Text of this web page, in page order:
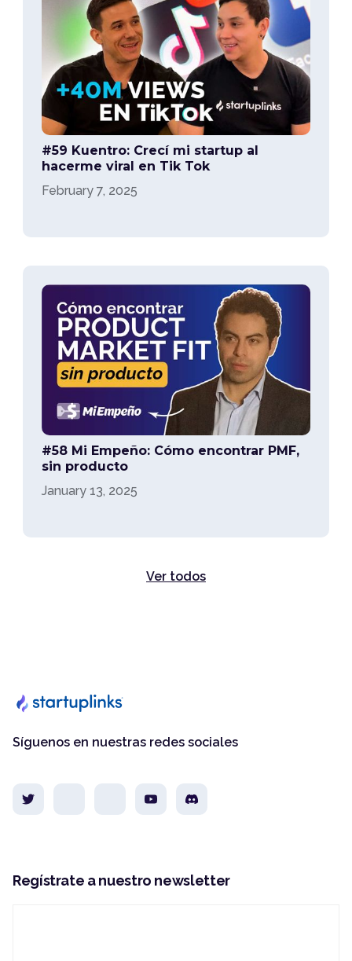
#59 Kuentro: Crecí mi startup al
hacerme viral en Tik Tok
February 7, 2025
#58 Mi Empeño: Cómo encontrar PMF,
sin producto
January 13, 2025
Ver todos
Síguenos en nuestras redes sociales
Regístrate a nuestro newsletter